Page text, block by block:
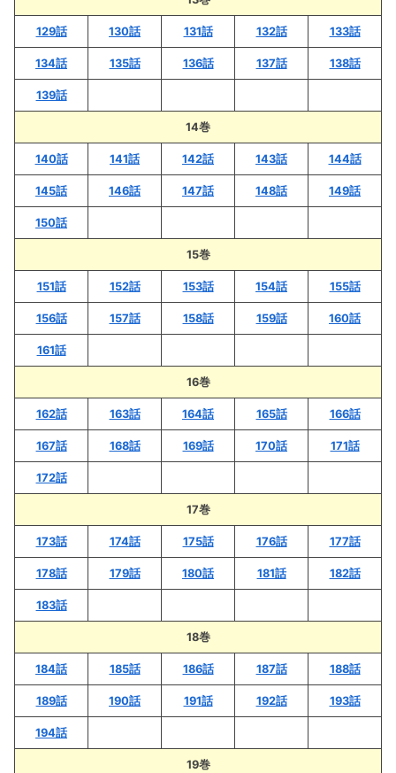
129話 130話 131話 132話 133話
134話 135話 136話 137話 138話
139話
14巻
140話 141話 142話 143話 144話
145話 146話 147話 148話 149話
150話
15巻
151話 152話 153話 154話 155話
156話 157話 158話 159話 160話
161話
16巻
162話 163話 164話 165話 166話
167話 168話 169話 170話 171話
172話
17巻
173話 174話 175話 176話 177話
178話 179話 180話 181話 182話
183話
18巻
184話 185話 186話 187話 188話
189話 190話 191話 192話 193話
194話
19巻